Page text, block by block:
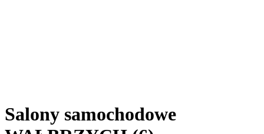
Salony samochodowe